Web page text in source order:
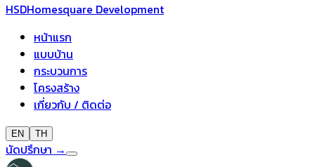
HSDHomesquare Development
หน้าแรก
แบบบ้าน
กระบวนการ
โครงสร้าง
เกี่ยวกับ / ติดต่อ
EN TH
นัดปรึกษา →